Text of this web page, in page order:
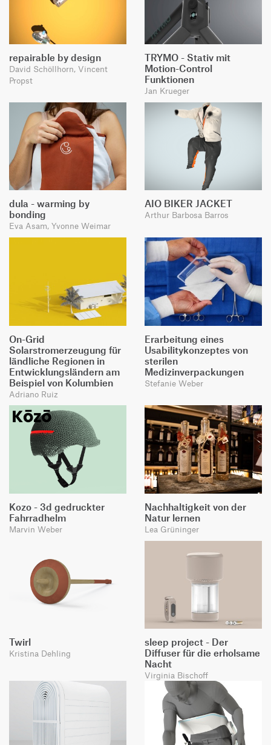
repairable by design
David Schöllhorn, Vincent
Propst
TRYMO - Stativ mit
Motion-Control
Funktionen
Jan Krueger
dula - warming by
bonding
Eva Asam, Yvonne Weimar
AIO BIKER JACKET
Arthur Barbosa Barros
On-Grid
Solarstromerzeugung für
ländliche Regionen in
Entwicklungsländern am
Beispiel von Kolumbien
Adriano Ruiz
Erarbeitung eines
Usabilitykonzeptes von
sterilen
Medizinverpackungen
Stefanie Weber
Kozo - 3d gedruckter
Fahrradhelm
Marvin Weber
Nachhaltigkeit von der
Natur lernen
Lea Grüninger
Twirl
Kristina Dehling
sleep project - Der
Diffuser für die erholsame
Nacht
Virginia Bischoff